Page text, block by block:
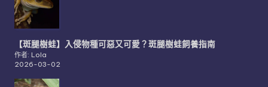
【斑腿樹蛙】入侵物種可惡又可愛？斑腿樹蛙飼養指南
作者: Lola
2026-03-02